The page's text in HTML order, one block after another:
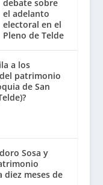
debate sobre
el adelanto
electoral en el
Pleno de Telde
a los
patrimonio
de San
Sosa y
meses de